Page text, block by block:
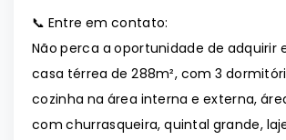
📞 Entre em contato:
Não perca a oportunidade de adquirir
casa térrea de 288m², com 3
cozinha na área interna e externa,
com churrasqueira, quintal grande,